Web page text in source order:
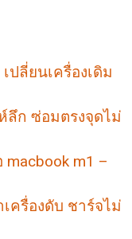
ปลี่ยนเครื่องเดิม
ลึก ซ่อมตรงจุดไม่
m1 –
ครื่องดับ ชาร์จไม่